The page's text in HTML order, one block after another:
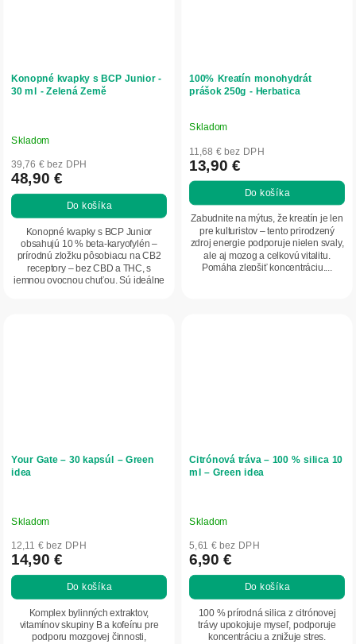
Konopné kvapky s BCP Junior -
30 ml - Zelená Země
Skladom
39,76 € bez DPH
48,90 €
Do košíka
Konopné kvapky s BCP Junior
obsahujú 10 % beta-karyofylén –
prírodnú zložku pôsobiacu na CB2
receptory – bez CBD a THC, s
jemnou ovocnou chuťou. Sú ideálne
100% Kreatín monohydrát
prášok 250g - Herbatica
Priemerné
hodnotenie
produktu
je
5,0
z
hviezdičiek.
Skladom
11,68 € bez DPH
13,90 €
Do košíka
Zabudnite na mýtus, že kreatín je len
pre kulturistov – tento prirodzený
zdroj energie podporuje nielen svaly,
ale aj mozog a celkovú vitalitu.
Pomáha zlepšiť koncentráciu,...
Your Gate – 30 kapsúl – Green
idea
Skladom
12,11 € bez DPH
14,90 €
Do košíka
Komplex bylinných extraktov,
vitamínov skupiny B a kofeínu pre
podporu mozgovej činnosti,
Citrónová tráva – 100 % silica 10
ml – Green idea
Skladom
5,61 € bez DPH
6,90 €
Do košíka
100 % prírodná silica z citrónovej
trávy upokojuje myseľ, podporuje
koncentráciu a znižuje stres.